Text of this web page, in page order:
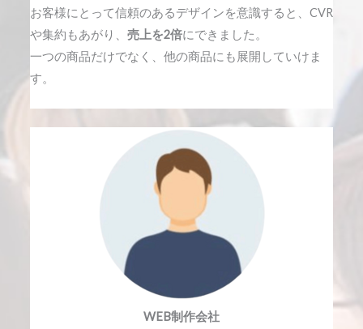
お客様にとって信頼のあるデザインを意識すると、CVR
や集約もあがり、 売上を2倍にできました。
一つの商品だけでなく、他の商品にも展開していけま
す。
WEB制作会社